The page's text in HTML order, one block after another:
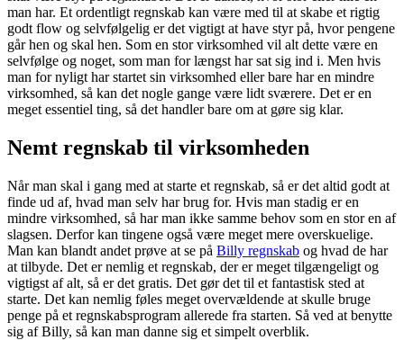
man har. Et ordentligt regnskab kan være med til at skabe et rigtig
godt flow og selvfølgelig er det vigtigt at have styr på, hvor pengene
går hen og skal hen. Som en stor virksomhed vil alt dette være en
selvfølge og noget, som man for længst har sat sig ind i. Men hvis
man for nyligt har startet sin virksomhed eller bare har en mindre
virksomhed, så kan det nogle gange være lidt sværere. Det er en
meget essentiel ting, så det handler bare om at gøre sig klar.
Nemt regnskab til virksomheden
Når man skal i gang med at starte et regnskab, så er det altid godt at
finde ud af, hvad man selv har brug for. Hvis man stadig er en
mindre virksomhed, så har man ikke samme behov som en stor en af
slagsen. Derfor kan tingene også være meget mere overskuelige.
Man kan blandt andet prøve at se på Billy regnskab og hvad de har
at tilbyde. Det er nemlig et regnskab, der er meget tilgængeligt og
vigtigst af alt, så er det gratis. Det gør det til et fantastisk sted at
starte. Det kan nemlig føles meget overvældende at skulle bruge
penge på et regnskabsprogram allerede fra starten. Så ved at benytte
sig af Billy, så kan man danne sig et simpelt overblik.